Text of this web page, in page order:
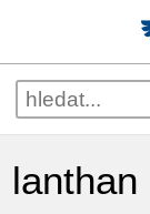
lanthan